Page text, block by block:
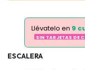
Llévatelo en 9
SIN TARJETAS DE
ESCALERA